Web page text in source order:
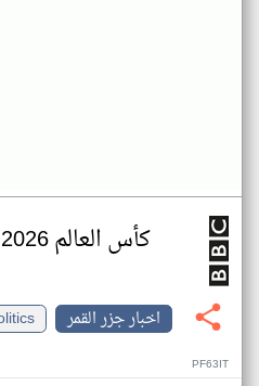
كأس العالم 2026
اخبار جزر القمر
PF63IT